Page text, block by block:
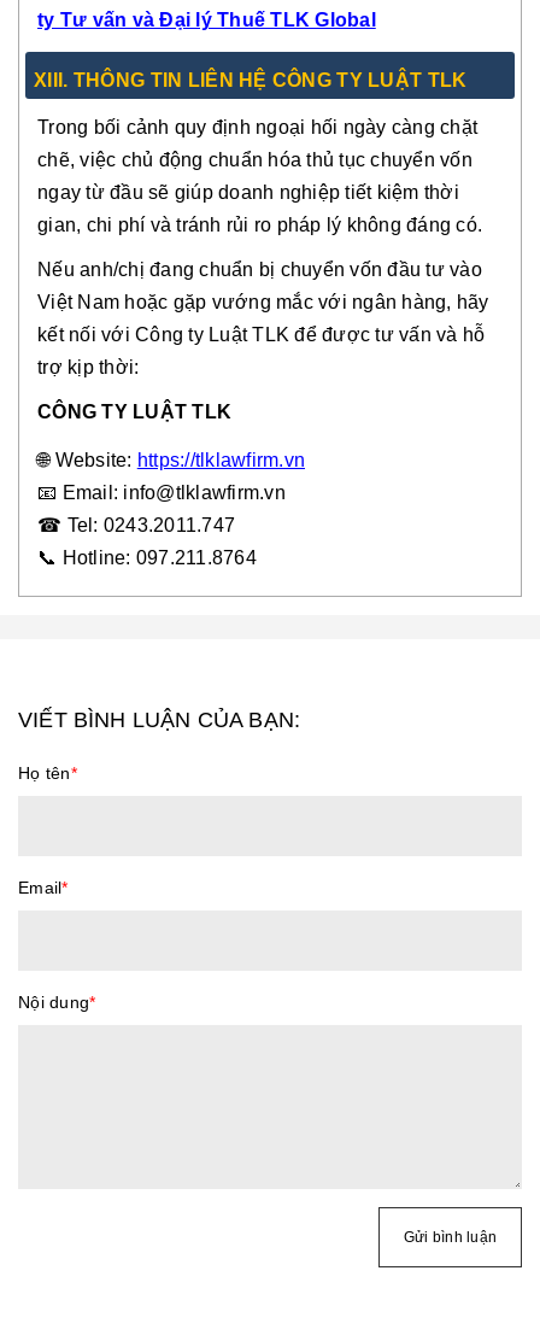
ty Tư vấn và Đại lý Thuế TLK Global
XIII. THÔNG TIN LIÊN HỆ CÔNG TY LUẬT TLK
Trong bối cảnh quy định ngoại hối ngày càng chặt
chẽ, việc chủ động chuẩn hóa thủ tục chuyển vốn
ngay từ đầu sẽ giúp doanh nghiệp tiết kiệm thời
gian, chi phí và tránh rủi ro pháp lý không đáng có.
Nếu anh/chị đang chuẩn bị chuyển vốn đầu tư vào
Việt Nam hoặc gặp vướng mắc với ngân hàng, hãy
kết nối với Công ty Luật TLK để được tư vấn và hỗ
trợ kịp thời:
CÔNG TY LUẬT TLK
🌐 Website: https://tlklawfirm.vn
📧 Email: info@tlklawfirm.vn
☎ Tel: 0243.2011.747
📞 Hotline: 097.211.8764
VIẾT BÌNH LUẬN CỦA BẠN:
Họ tên*
Email*
Nội dung*
Gửi bình luận